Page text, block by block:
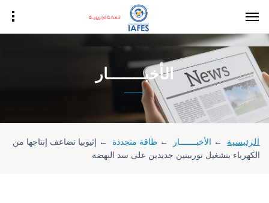
الأخبـــــــار
الرئيسية ← الأخبـــــــار ← طاقة متجددة ← إثيوبيا تضاعف إنتاجها من
الكهرباء بتشغيل توربينين جديدين على سد النهضة